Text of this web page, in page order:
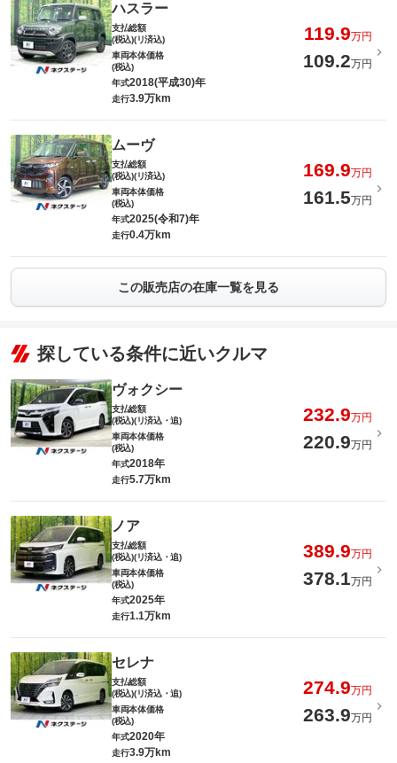
ハスラー
支払総額
(税込)(リ済込)
119.9万円
車両本体価格
(税込)
109.2万円
年式2018(平成30)年
走行3.9万km
ムーヴ
支払総額
(税込)(リ済込)
169.9万円
車両本体価格
(税込)
161.5万円
年式2025(令和7)年
走行0.4万km
この販売店の在庫一覧を見る
探している条件に近いクルマ
ヴォクシー
支払総額
(税込)(リ済込・追)
232.9万円
車両本体価格
(税込)
220.9万円
年式2018年
走行5.7万km
ノア
支払総額
(税込)(リ済込・追)
389.9万円
車両本体価格
(税込)
378.1万円
年式2025年
走行1.1万km
セレナ
支払総額
(税込)(リ済込・追)
274.9万円
車両本体価格
(税込)
263.9万円
年式2020年
走行3.9万km